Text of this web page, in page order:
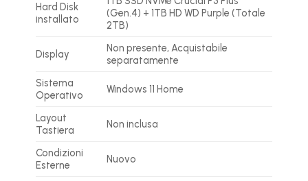
Hard Disk
installato
(Gen.4) + 1TB HD WD Purple (Totale
2TB)
Display
Non presente, Acquistabile
separatamente
Sistema
Operativo
Windows 11 Home
Layout
Tastiera
Non inclusa
Condizioni
Esterne
Nuovo